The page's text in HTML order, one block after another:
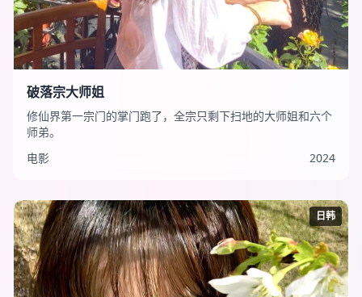
破落宗大师姐
修仙界第一宗门的掌门跑了，全宗只剩下扫地的大师姐和六个
师弟。
电影
2024
日韩